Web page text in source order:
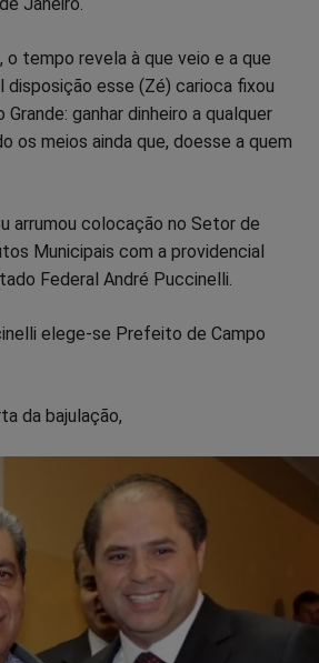
o tempo revela à que veio e a que
esse (Zé) carioca fixou
ganhar dinheiro a qualquer
os meios ainda que, doesse a quem
arrumou colocação no Setor de
Municipais com a providencial
Federal André Puccinelli.
elege-se Prefeito de Campo
da bajulação,